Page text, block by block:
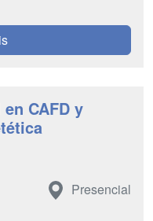
CAFD y
Presencial